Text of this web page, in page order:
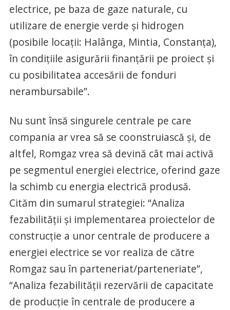
electrice, pe baza de gaze naturale, cu
utilizare de energie verde şi hidrogen
(posibile locaţii: Halânga, Mintia, Constanţa),
în condiţiile asigurării finanţării pe proiect şi
cu posibilitatea accesării de fonduri
nerambursabile”.
Nu sunt însă singurele centrale pe care
compania ar vrea să se coonstruiască și, de
altfel, Romgaz vrea să devină cât mai activă
pe segmentul energiei electrice, oferind gaze
la schimb cu energia electrică produsă.
Cităm din sumarul strategiei: “Analiza
fezabilităţii şi implementarea proiectelor de
construcţie a unor centrale de producere a
energiei electrice se vor realiza de către
Romgaz sau în parteneriat/parteneriate”,
“Analiza fezabilităţii rezervării de capacitate
de producţie în centrale de producere a